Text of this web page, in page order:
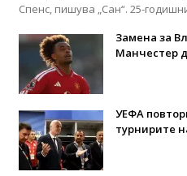
Спенс, пишува „Сан“. 25-
Замена за
Манчестер
УЕФА
турнирите